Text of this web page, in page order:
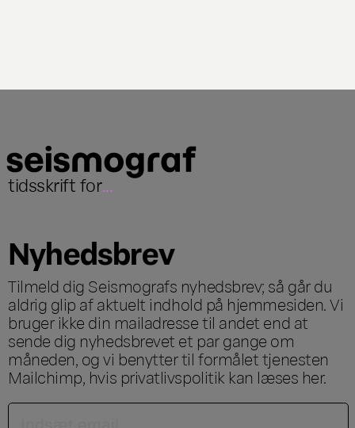
tidsskrift for...
Nyhedsbrev
Tilmeld dig Seismografs nyhedsbrev; så går du
aldrig glip af aktuelt indhold på hjemmesiden. Vi
bruger ikke din mailadresse til andet end at
sende dig nyhedsbrevet et par gange om
måneden, og vi benytter til formålet tjenesten
Mailchimp, hvis privatlivspolitik kan læses her.